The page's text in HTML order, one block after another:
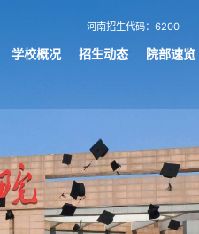
河南招生代码：6200
学校概况 招生动态 院部速览